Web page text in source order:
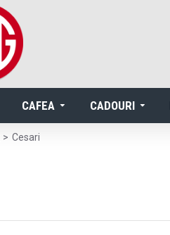
CAFEA CADOURI
Cesari